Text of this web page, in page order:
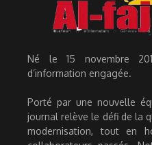
Né le 15 novembre
d’information engagée.
Porté par une nouvelle
journal relève le défi de la
modernisation, tout en